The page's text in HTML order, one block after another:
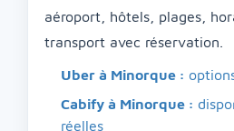
aéroport, hôtels, plages,
transport avec réservation.
Uber à Minorque :
Cabify à Minorque :
réelles